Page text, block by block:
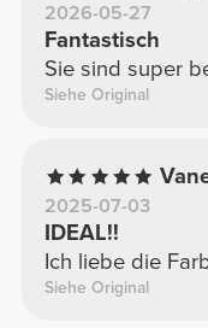
2026-05-27
Fantastisch
Sie sind super
Siehe Original
2025-07-03
IDEAL!!
Ich liebe die
Siehe Original